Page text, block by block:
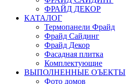
ФРАЙД ДЕКОР
КАТАЛОГ
Термопанели Фрайд
Фрайд Сайдинг
Фрайд Декор
Фасадная плитка
Комплектующие
ВЫПОЛНЕННЫЕ ОЪЕКТЫ
Фото домов